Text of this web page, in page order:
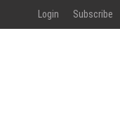
Login Subscribe